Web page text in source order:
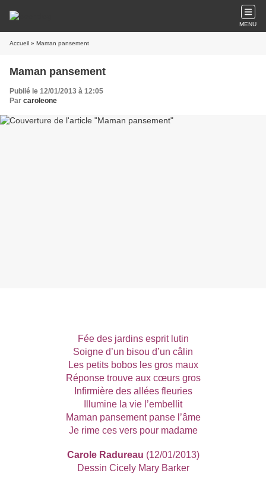
MENU
Accueil » Maman pansement
Maman pansement
Publié le 12/01/2013 à 12:05
Par caroleone
Fée des jardins esprit lutin
Soigne d’un bisou d’un câlin
Les petits bobos les gros maux
Réponse trouve aux cœurs gros
Infirmière des allées fleuries
Illumine la vie l’embellit
Maman pansement panse l’âme
Je rime ces vers pour madame
Carole Radureau (12/01/2013)
Dessin Cicely Mary Barker